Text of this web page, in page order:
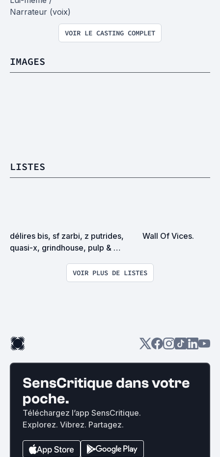
Narrateur (voix)
VOIR LE CASTING COMPLET
IMAGES
LISTES
délires bis, sf zarbi, z putrides,
quasi-x, grindhouse, pulp &
Wall Of Vices.
VOIR PLUS DE LISTES
SensCritique dans votre
poche.
Téléchargez l’app SensCritique.
Explorez. Vibrez. Partagez.